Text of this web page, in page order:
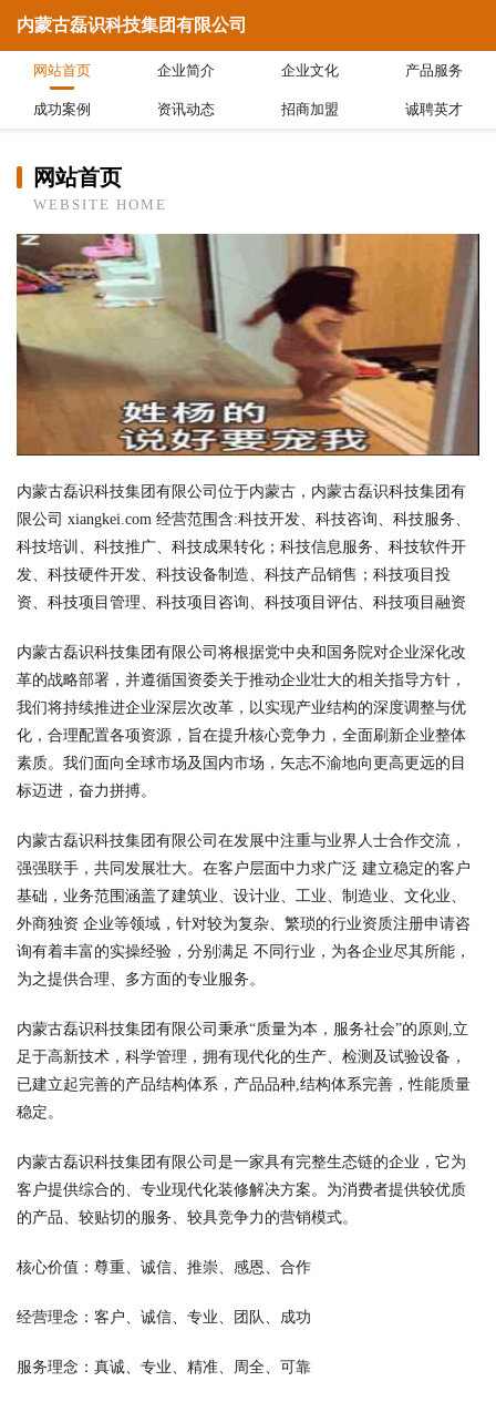
内蒙古磊识科技集团有限公司
网站首页 企业简介 企业文化 产品服务
成功案例 资讯动态 招商加盟 诚聘英才
网站首页
WEBSITE HOME
内蒙古磊识科技集团有限公司位于内蒙古，内蒙古磊识科技集团有
限公司 xiangkei.com 经营范围含:科技开发、科技咨询、科技服务、
科技培训、科技推广、科技成果转化；科技信息服务、科技软件开
发、科技硬件开发、科技设备制造、科技产品销售；科技项目投
资、科技项目管理、科技项目咨询、科技项目评估、科技项目融资
内蒙古磊识科技集团有限公司将根据党中央和国务院对企业深化改
革的战略部署，并遵循国资委关于推动企业壮大的相关指导方针，
我们将持续推进企业深层次改革，以实现产业结构的深度调整与优
化，合理配置各项资源，旨在提升核心竞争力，全面刷新企业整体
素质。我们面向全球市场及国内市场，矢志不渝地向更高更远的目
标迈进，奋力拼搏。
内蒙古磊识科技集团有限公司在发展中注重与业界人士合作交流，
强强联手，共同发展壮大。在客户层面中力求广泛 建立稳定的客户
基础，业务范围涵盖了建筑业、设计业、工业、制造业、文化业、
外商独资 企业等领域，针对较为复杂、繁琐的行业资质注册申请咨
询有着丰富的实操经验，分别满足 不同行业，为各企业尽其所能，
为之提供合理、多方面的专业服务。
内蒙古磊识科技集团有限公司秉承“质量为本，服务社会”的原则,立
足于高新技术，科学管理，拥有现代化的生产、检测及试验设备，
已建立起完善的产品结构体系，产品品种,结构体系完善，性能质量
稳定。
内蒙古磊识科技集团有限公司是一家具有完整生态链的企业，它为
客户提供综合的、专业现代化装修解决方案。为消费者提供较优质
的产品、较贴切的服务、较具竞争力的营销模式。
核心价值：尊重、诚信、推崇、感恩、合作
经营理念：客户、诚信、专业、团队、成功
服务理念：真诚、专业、精准、周全、可靠